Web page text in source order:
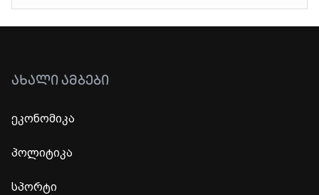
ᲐᲮᲐᲚᲘ ᲐᲛᲑᲔᲑᲘ
ეკონომიკა
პოლიტიკა
სპორტი